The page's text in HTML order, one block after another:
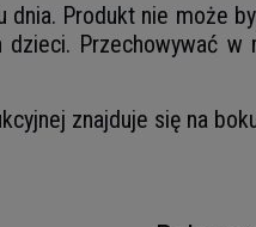
Produkt nie może
dzieci. Przechowywać
znajduje się na